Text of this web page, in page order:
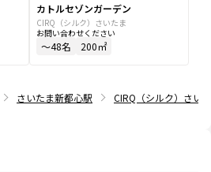
カトルセゾンガーデン
CIRQ（シルク）さいたま
お問い合わせください
〜48名 200㎡
さいたま新都心駅 CIRQ（シルク）さい